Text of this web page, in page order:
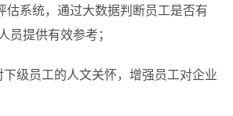
估系统，通过大数据判断员工是否有
员提供有效参考；
下级员工的人文关怀，增强员工对企业